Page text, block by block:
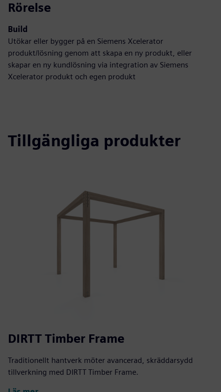
Rörelse
Build
Utökar eller bygger på en Siemens Xcelerator
produkt/lösning genom att skapa en ny produkt, eller
skapar en ny kundlösning via integration av Siemens
Xcelerator produkt och egen produkt
Tillgängliga produkter
DIRTT Timber Frame
Traditionellt hantverk möter avancerad, skräddarsydd
tillverkning med DIRTT Timber Frame.